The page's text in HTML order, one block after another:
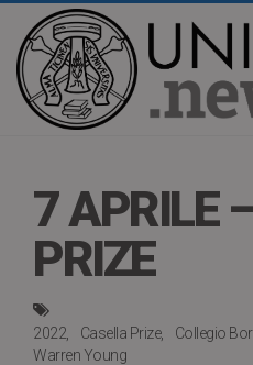
7 APRILE
PRIZE
2022 Casella Prize Collegio
Warren Young